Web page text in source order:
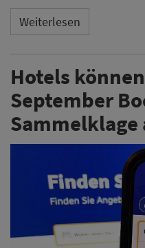
Weiterlesen
Hotels
September